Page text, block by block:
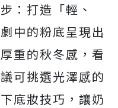
：打造「輕、
中的粉底呈現出
重的秋冬感，看
可挑選光澤感的
底妝技巧，讓奶